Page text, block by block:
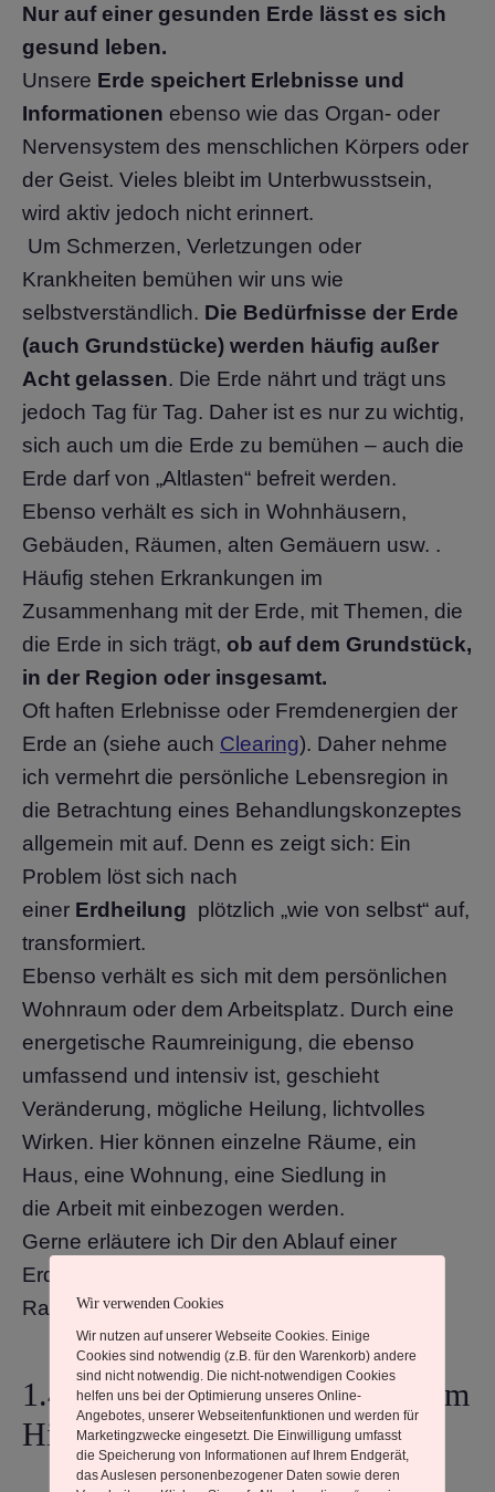
Nur auf einer gesunden Erde lässt es sich
gesund leben.
Unsere Erde speichert Erlebnisse und
Informationen ebenso wie das Organ- oder
Nervensystem des menschlichen Körpers oder
der Geist. Vieles bleibt im Unterbwusstsein,
wird aktiv jedoch nicht erinnert.
Um Schmerzen, Verletzungen oder
Krankheiten bemühen wir uns wie
selbstverständlich. Die Bedürfnisse der Erde
(auch Grundstücke) werden häufig außer
Acht gelassen. Die Erde nährt und trägt uns
jedoch Tag für Tag. Daher ist es nur zu wichtig,
sich auch um die Erde zu bemühen – auch die
Erde darf von „Altlasten“ befreit werden.
Ebenso verhält es sich in Wohnhäusern,
Gebäuden, Räumen, alten Gemäuern usw. .
Häufig stehen Erkrankungen im
Zusammenhang mit der Erde, mit Themen, die
die Erde in sich trägt, ob auf dem Grundstück,
in der Region oder insgesamt.
Oft haften Erlebnisse oder Fremdenergien der
Erde an (siehe auch Clearing). Daher nehme
ich vermehrt die persönliche Lebensregion in
die Betrachtung eines Behandlungskonzeptes
allgemein mit auf. Denn es zeigt sich: Ein
Problem löst sich nach
einer Erdheilung plötzlich „wie von selbst“ auf,
transformiert.
Ebenso verhält es sich mit dem persönlichen
Wohnraum oder dem Arbeitsplatz. Durch eine
energetische Raumreinigung, die ebenso
umfassend und intensiv ist, geschieht
Veränderung, mögliche Heilung, lichtvolles
Wirken. Hier können einzelne Räume, ein
Haus, eine Wohnung, eine Siedlung in
die Arbeit mit einbezogen werden.
Gerne erläutere ich Dir den Ablauf einer
Erdheilung oder auch einer energetischen
Raumreinigung.
1.4 Auflösen von Hindernissen im
Hier und Jetzt.
Wir verwenden Cookies
Wir nutzen auf unserer Webseite Cookies. Einige
Cookies sind notwendig (z.B. für den Warenkorb) andere
sind nicht notwendig. Die nicht-notwendigen Cookies
helfen uns bei der Optimierung unseres Online-
Angebotes, unserer Webseitenfunktionen und werden für
Marketingzwecke eingesetzt. Die Einwilligung umfasst
die Speicherung von Informationen auf Ihrem Endgerät,
das Auslesen personenbezogener Daten sowie deren